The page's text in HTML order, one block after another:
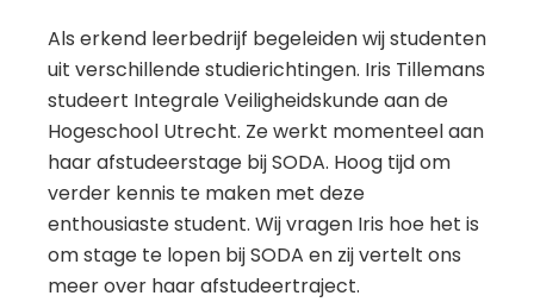
Als erkend leerbedrijf begeleiden wij studenten
uit verschillende studierichtingen. Iris Tillemans
studeert Integrale Veiligheidskunde aan de
Hogeschool Utrecht. Ze werkt momenteel aan
haar afstudeerstage bij SODA. Hoog tijd om
verder kennis te maken met deze
enthousiaste student. Wij vragen Iris hoe het is
om stage te lopen bij SODA en zij vertelt ons
meer over haar afstudeertraject.